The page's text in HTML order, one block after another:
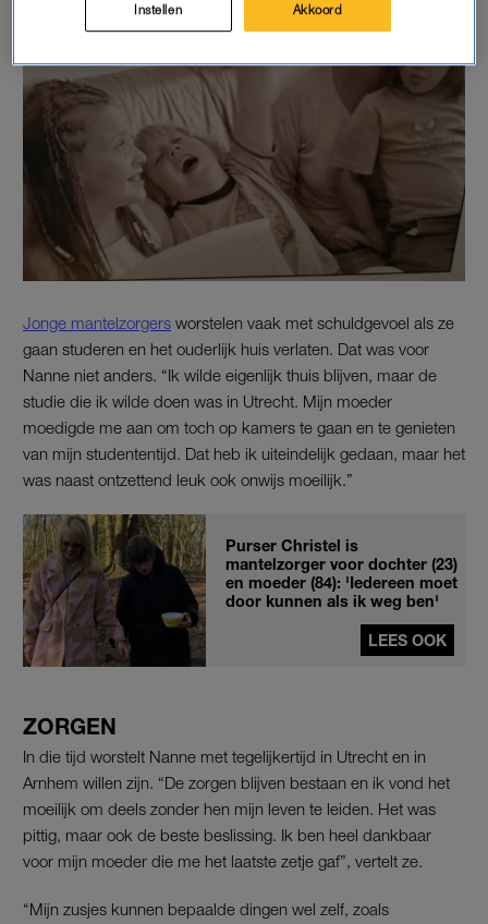
Jonge mantelzorgers worstelen vaak met schuldgevoel als ze
gaan studeren en het ouderlijk huis verlaten. Dat was voor
Nanne niet anders. “Ik wilde eigenlijk thuis blijven, maar de
studie die ik wilde doen was in Utrecht. Mijn moeder
moedigde me aan om toch op kamers te gaan en te genieten
van mijn studententijd. Dat heb ik uiteindelijk gedaan, maar het
was naast ontzettend leuk ook onwijs moeilijk.”
Purser Christel is
mantelzorger voor dochter (23)
en moeder (84): 'Iedereen moet
door kunnen als ik weg ben'
LEES OOK
ZORGEN
In die tijd worstelt Nanne met tegelijkertijd in Utrecht en in
Arnhem willen zijn. “De zorgen blijven bestaan en ik vond het
moeilijk om deels zonder hen mijn leven te leiden. Het was
pittig, maar ook de beste beslissing. Ik ben heel dankbaar
voor mijn moeder die me het laatste zetje gaf”, vertelt ze.
“Mijn zusjes kunnen bepaalde dingen wel zelf, zoals
Instellen Akkoord